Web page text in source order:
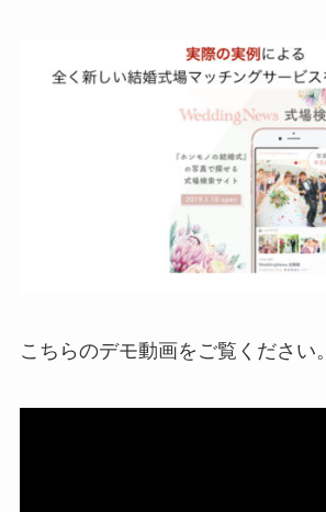
こちらのデモ動画をご覧ください。